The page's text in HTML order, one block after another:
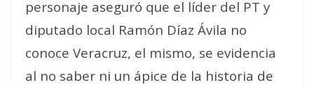
personaje aseguró que el líder del PT y
diputado local Ramón Díaz Ávila no
conoce Veracruz, el mismo, se evidencia
al no saber ni un ápice de la historia de